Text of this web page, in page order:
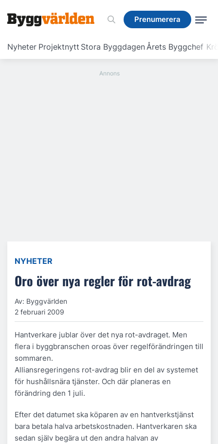
Prenumerera
Nyheter Projektnytt Stora ByggdagenÅrets Byggchef
Prenumerera
NYHETER
Oro över nya regler för rot-avdrag
Av: Byggvärlden
2 februari 2009
Hantverkare jublar över det nya rot-avdraget. Men
flera i byggbranschen oroas över regelförändringen till
sommaren.
Alliansregeringens rot-avdrag blir en del av systemet
för hushållsnära tjänster. Och där planeras en
förändring den 1 juli.
Efter det datumet ska köparen av en hantverkstjänst
bara betala halva arbetskostnaden. Hantverkaren ska
sedan själv begära ut den andra halvan av